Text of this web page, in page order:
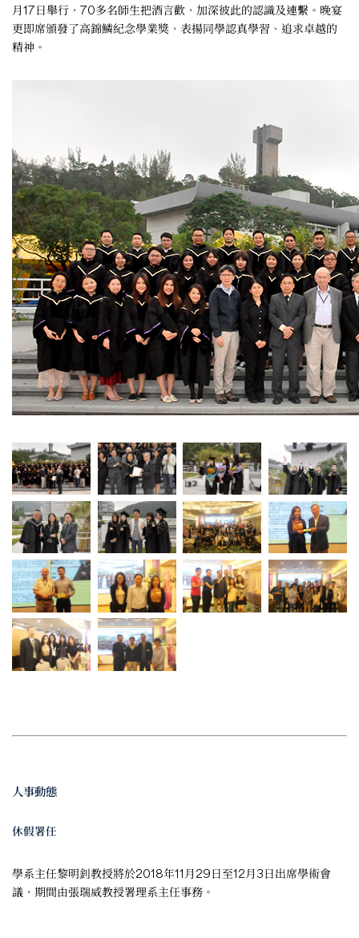
月17日舉行，70多名師生把酒言歡，加深彼此的認識及連繫。晚宴
更即席頒發了高錦鱗紀念學業獎，表揚同學認真學習、追求卓越的
精神。
人事動態
休假署任
學系主任黎明釗教授將於2018年11月29日至12月3日出席學術會
議，期間由張瑞威教授署理系主任事務。